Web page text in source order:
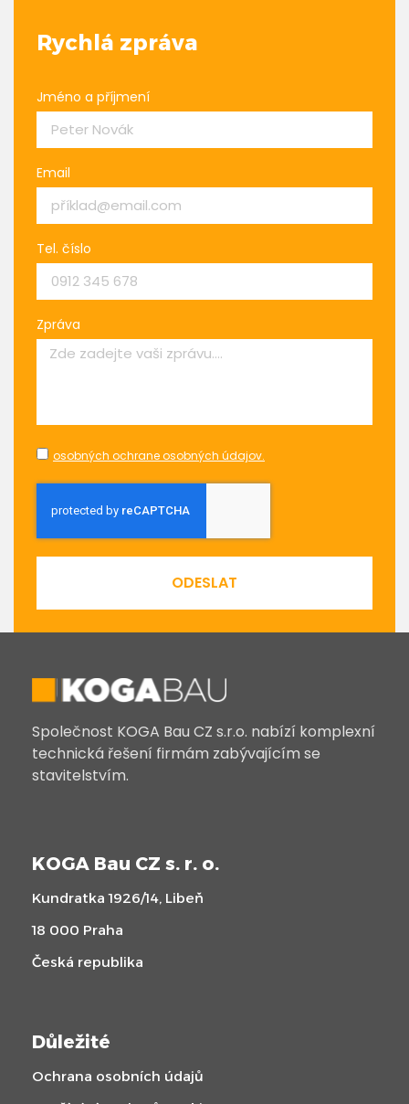
Rychlá zpráva
Jméno a příjmení
Email
Tel. číslo
Zpráva
osobných ochrane osobných údajov.
ODESLAT
Společnost KOGA Bau CZ s.r.o. nabízí komplexní
technická řešení firmám zabývajícím se
stavitelstvím.
KOGA Bau CZ s. r. o.
Kundratka 1926/14, Libeň
18 000 Praha
Česká republika
Důležité
Ochrana osobních údajů